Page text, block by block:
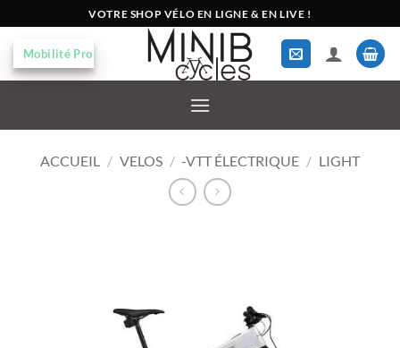
au
contenu
VOTRE SHOP VÉLO EN LIGNE & EN LIVE !
Mobilité Pro
ACCUEIL / VELOS / -VTT ÉLECTRIQUE / LIGHT